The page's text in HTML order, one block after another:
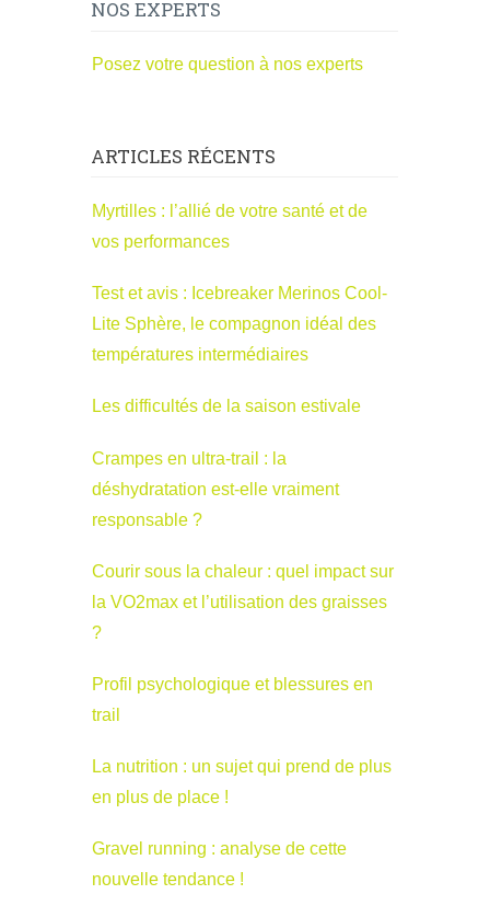
NOS EXPERTS
Posez votre question à nos experts
ARTICLES RÉCENTS
Myrtilles : l’allié de votre santé et de
vos performances
Test et avis : Icebreaker Merinos Cool-
Lite Sphère, le compagnon idéal des
températures intermédiaires
Les difficultés de la saison estivale
Crampes en ultra-trail : la
déshydratation est-elle vraiment
responsable ?
Courir sous la chaleur : quel impact sur
la VO2max et l’utilisation des graisses
?
Profil psychologique et blessures en
trail
La nutrition : un sujet qui prend de plus
en plus de place !
Gravel running : analyse de cette
nouvelle tendance !